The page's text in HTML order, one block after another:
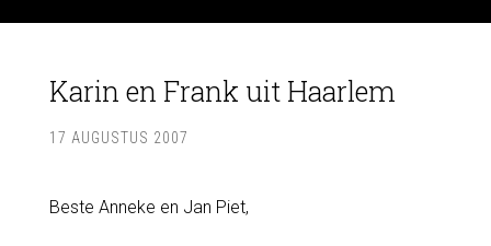
Karin en Frank uit Haarlem
17 AUGUSTUS 2007
Beste Anneke en Jan Piet,